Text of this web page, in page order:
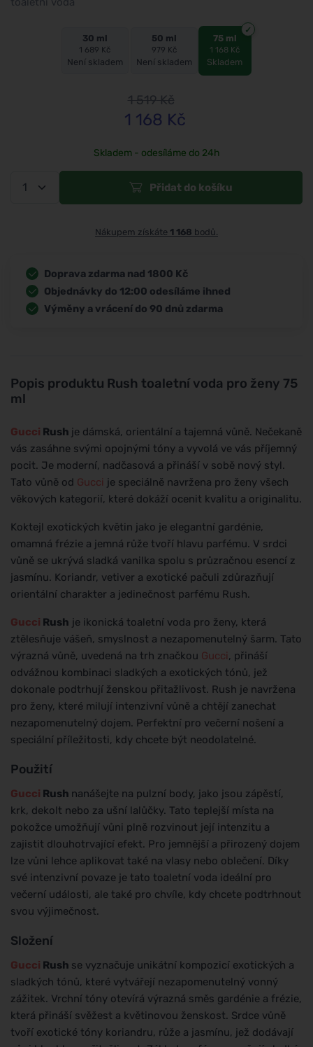
Popis produktu Rush toaletní voda pro ženy 75
ml
Gucci Rush je dámská, orientální a tajemná vůně. Nečekaně
vás zasáhne svými opojnými tóny a vyvolá ve vás příjemný
pocit. Je moderní, nadčasová a přináší v sobě nový styl.
Tato vůně od Gucci je speciálně navržena pro ženy všech
věkových kategorií, které dokáží ocenit kvalitu a originalitu.
Koktejl exotických květin jako je elegantní gardénie,
omamná frézie a jemná růže tvoří hlavu parfému. V srdci
vůně se ukrývá sladká vanilka spolu s průzračnou esencí z
jasmínu. Koriandr, vetiver a exotické pačuli zdůrazňují
orientální charakter a jedinečnost parfému Rush.
Gucci Rush je ikonická toaletní voda pro ženy, která
ztělesňuje vášeň, smyslnost a nezapomenutelný šarm. Tato
výrazná vůně, uvedená na trh značkou Gucci, přináší
odvážnou kombinaci sladkých a exotických tónů, jež
dokonale podtrhují ženskou přitažlivost. Rush je navržena
pro ženy, které milují intenzivní vůně a chtějí zanechat
nezapomenutelný dojem. Perfektní pro večerní nošení a
speciální příležitosti, kdy chcete být neodolatelné.
Použití
Gucci Rush nanášejte na pulzní body, jako jsou zápěstí,
krk, dekolt nebo za ušní lalůčky. Tato teplejší místa na
pokožce umožňují vůni plně rozvinout její intenzitu a
zajistit dlouhotrvající efekt. Pro jemnější a přirozený dojem
lze vůni lehce aplikovat také na vlasy nebo oblečení. Díky
své intenzivní povaze je tato toaletní voda ideální pro
večerní události, ale také pro chvíle, kdy chcete podtrhnout
svou výjimečnost.
Složení
Gucci Rush se vyznačuje unikátní kompozicí exotických a
sladkých tónů, které vytvářejí nezapomenutelný vonný
zážitek. Vrchní tóny otevírá výrazná směs gardénie a frézie,
která přináší svěžest a květinovou ženskost. Srdce vůně
tvoří exotické tóny koriandru, růže a jasmínu, jež dodávají
30 ml
1 689 Kč
Není skladem
50 ml
979 Kč
Není skladem
75 ml
1 168 Kč
Skladem
1 519Kč
1 168 Kč
Skladem - odesíláme do 24h
Přidat do košíku
Nákupem získáte 1 168 bodů.
Doprava zdarma nad 1800 Kč
Objednávky do 12:00 odesíláme ihned
Výměny a vrácení do 90 dnů zdarma